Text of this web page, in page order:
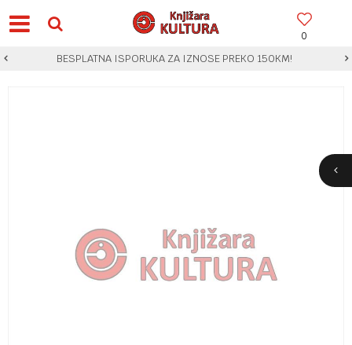
0
BESPLATNA ISPORUKA ZA IZNOSE PREKO 150KM!